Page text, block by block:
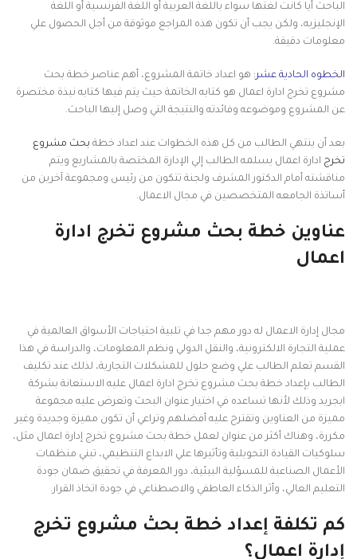
الباحث أيا كانت لغتها سواء باللغة العربية أو اللغة الفرنسية أو اللغة
الإنجليزيه، ولكن يجب أن تكون هذه المراجع موثوقة من أجل الحصول علي
معلومات دقيقة.
الخطوه الحادية عشر: هو اعداد خاتمة المشروع، أهم عناصر خطة بحث
مشروع تخرج ادارة اعمال هو كتابه الخاتمة حيث يتم فيها كتابه نبذة مختصرة
عن المشروع وموضوعه وفائدته والنتيجة التي وصل إليها الباحث.
بعد أن ينتهي الطالب من كل هذه الخطوات عند اعداد خطة بحث مشروع
تخرج ادارة اعمال يسلمه الطالب إلي الإدارة المختصة بالمشاريع ويتم
مناقشته أمام الدكتور المشرف ولجنة تتكون من رئيس ومجموعة آخرين من
أساتذة الجامعه المتخصصين في مجال الاعمال.
عناوين خطة بحث مشروع تخرج ادارة
اعمال
مجال إدارة الاعمال له دور مهم جدا في تلبية احتياجات الأسواق العالمية في
عملية التجارة الالكترونية، والنقل الدولي ونظم المعلومات، والدراسة في هذا
القسم تعلم الطالب علي وضع حلول للمشكلات التجارية، لذلك عند تكليف
الطالب بإعداد خطة بحث مشروع تخرج ادارة اعمال عليه الاستعانة بشركة
ابجريد وذلك لأنها تساعده في اختيار عنوان البحث وتعرض عليه مجموعة
مميزة من العناوين وتقترح عليه أفضلهم وتراعي أن تكون مميزة وجديدة وغير
مكررة، وهناك أكثر من عنوان لعمل خطة بحث مشروع تخرج إدارة اعمال مثل،
سلوكيات القيادة التحويلية وتأثيرها علي الابداع التنظيمي، تبني منظمات
الأعمال الصناعية للمسؤلية البيئية، دور المعرفة في تحقيق ضمان جودة
التعليم العالي، وأثر الذكاء العاطفي والاصطناعي في جودة اتخاذ القرار.
كم تكلفة إعداد خطة بحث مشروع تخرج
إدارة اعمال؟